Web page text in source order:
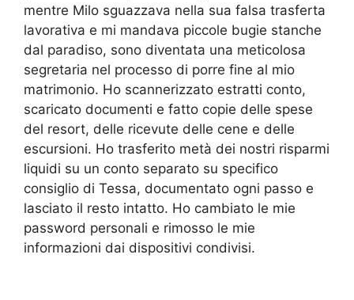
mentre Milo sguazzava nella sua falsa trasferta
lavorativa e mi mandava piccole bugie stanche
dal paradiso, sono diventata una meticolosa
segretaria nel processo di porre fine al mio
matrimonio. Ho scannerizzato estratti conto,
scaricato documenti e fatto copie delle spese
del resort, delle ricevute delle cene e delle
escursioni. Ho trasferito metà dei nostri risparmi
liquidi su un conto separato su specifico
consiglio di Tessa, documentato ogni passo e
lasciato il resto intatto. Ho cambiato le mie
password personali e rimosso le mie
informazioni dai dispositivi condivisi.